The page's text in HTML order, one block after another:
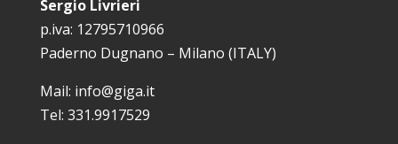
Sergio Livrieri
p.iva: 12795710966
Paderno Dugnano – Milano (ITALY)
Mail: info@giga.it
Tel: 331.9917529